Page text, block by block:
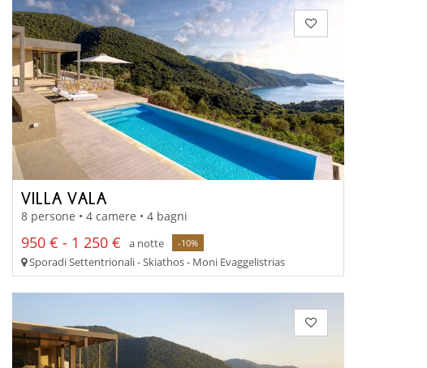
VILLA VALA
8 persone • 4 camere • 4 bagni
950 € - 1 250 € a notte -10%
Sporadi Settentrionali - Skiathos - Moni Evaggelistrias